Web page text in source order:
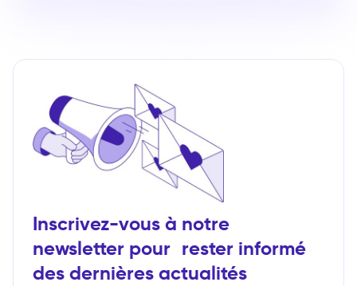
Inscrivez-vous à notre
newsletter pour rester informé
des dernières actualités